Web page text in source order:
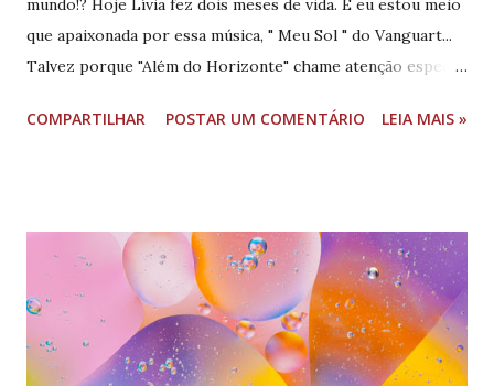
mundo!? Hoje Lívia fez dois meses de vida. E eu estou meio
que apaixonada por essa música, " Meu Sol " do Vanguart...
Talvez porque "Além do Horizonte" chame atenção especial
computador fica de costas para a TV -- e a menina não quer
ninar" bem gostosa de cantar. Ou simplesmente, porque
esse verso inicial é "mother fucker beautiful" ( mães ainda
podem usar uma expressão dessa? ). Não há o que eu
pudesse ter feito na vida para ter me preparado para os
últimos 02 meses... Ainda escrevo o FAQ da mãe de primeira
COMPARTILHAR POSTAR UM COMENTÁRIO LEIA MAIS »